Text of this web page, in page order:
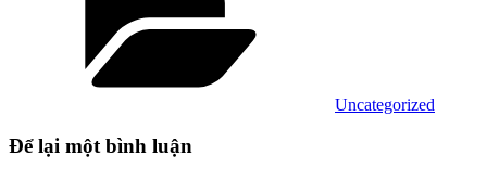
Uncategorized
Để lại một bình luận